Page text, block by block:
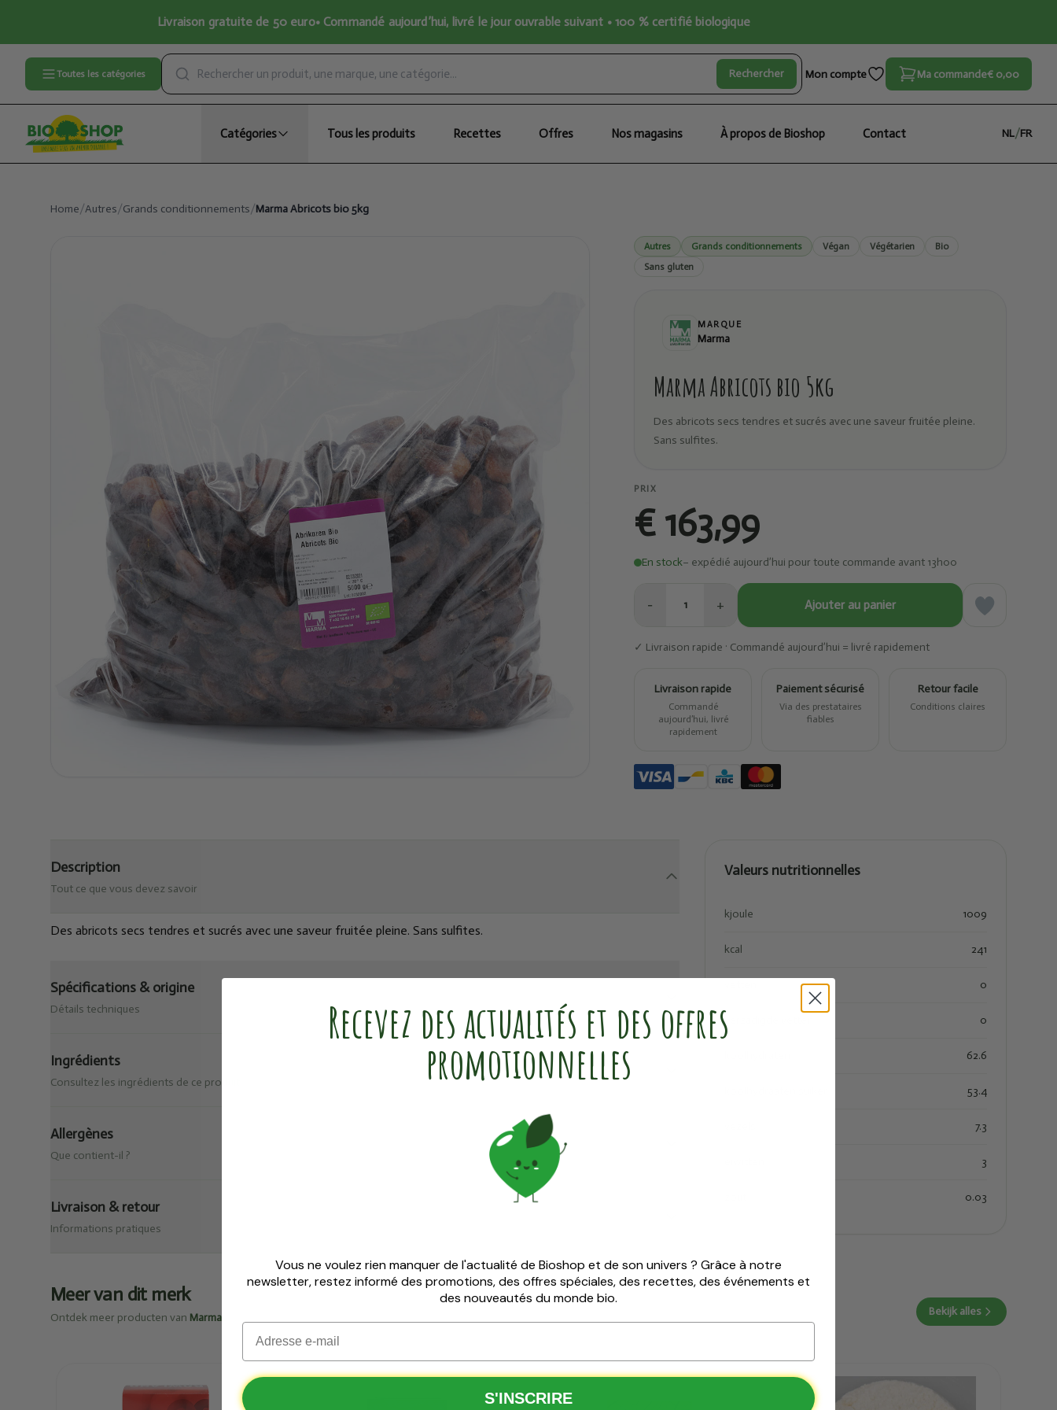
Livraison gratuite de 50 euro• Commandé aujourd’hui, livré le jour ouvrable suivant • 100 % certifié biologique
Toutes les catégories Rechercher Mon compte Ma commande€ 0,00
Catégories Tous les produits Recettes Offres Nos magasins À propos de Bioshop Contact NL/FR
Home/Autres/Grands conditionnements/Marma Abricots bio 5kg
Autres Grands conditionnements Végan Végétarien
Bio
Sans gluten
MARQUE
Marma
Marma Abricots bio 5kg
Des abricots secs tendres et sucrés avec une saveur fruitée pleine.
Sans sulfites.
PRIX
€ 163,99
En stock– expédié aujourd’hui pour toute commande avant 13h00
− 1 + Ajouter au panier
✓ Livraison rapide · Commandé aujourd’hui = livré rapidement
Livraison rapide
Commandé
aujourd’hui, livré
rapidement
Paiement sécurisé
Via des prestataires
fiables
Retour facile
Conditions claires
Description
Tout ce que vous devez savoir
Des abricots secs tendres et sucrés avec une saveur fruitée pleine. Sans sulfites.
Spécifications & origine
Détails techniques
Ingrédients
Consultez les ingrédients de ce produit.
Allergènes
Que contient-il ?
Livraison & retour
Informations pratiques
Valeurs nutritionnelles
kjoule 1009
kcal 241
0
verzadigde vetten 0
62.6
53.4
7.3
3
0.03
Meer van dit merk
Ontdek meer producten van Marma Bekijk alles
Marma Farine
Recevez des actualités et des offres
promotionnelles
Vous ne voulez rien manquer de l'actualité de Bioshop et de son univers ? Grâce à notre
newsletter, restez informé des promotions, des offres spéciales, des recettes, des événements et
des nouveautés du monde bio.
Email
S'INSCRIRE
Matcha cérémonielgratuit
Pour toute commande dès 25 €, reçois du matcha cérémoniel Nutribel
✅Offre temporaire
✅Jusqu’à épuisement du stock